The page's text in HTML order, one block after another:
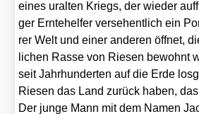
eines uralten Kriegs, der wie­der
ger Ern­te­hel­fer ver­se­hent­lich ein
rer Welt und einer ande­ren öff­net,
li­chen Ras­se von Rie­sen bewohnt
seit Jahr­hun­der­ten auf die Erde
Rie­sen das Land zurück haben,
Der jun­ge Mann mit dem Namen